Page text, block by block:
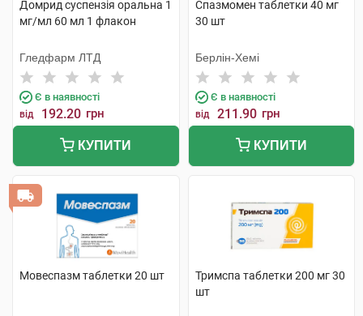
Домрид суспензія оральна 1
мг/мл 60 мл 1 флакон
Гледфарм ЛТД
Є в наявності
від 192.20 грн
КУПИТИ
Спазмомен таблетки 40 мг
30 шт
Берлін-Хемі
Є в наявності
від 211.90 грн
КУПИТИ
Мовеспазм таблетки 20 шт
Тримспа таблетки 200 мг 30
шт